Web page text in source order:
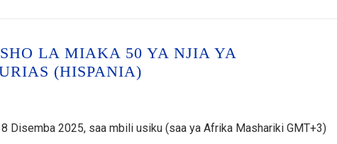
LA MIAKA 50 YA NJIA YA
(HISPANIA)
Disemba 2025, saa mbili usiku (saa ya Afrika Mashariki GMT+3)